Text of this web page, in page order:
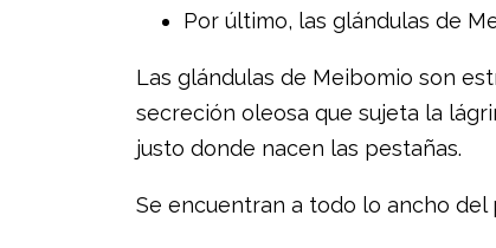
Por último, las glándulas de
Las glándulas de Meibomio son
secreción oleosa que sujeta la
justo donde nacen las pestañas.
Se encuentran a todo lo ancho